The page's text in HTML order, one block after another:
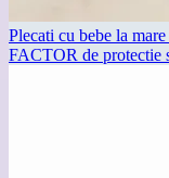
Plecati cu bebe la
FACTOR de protectie